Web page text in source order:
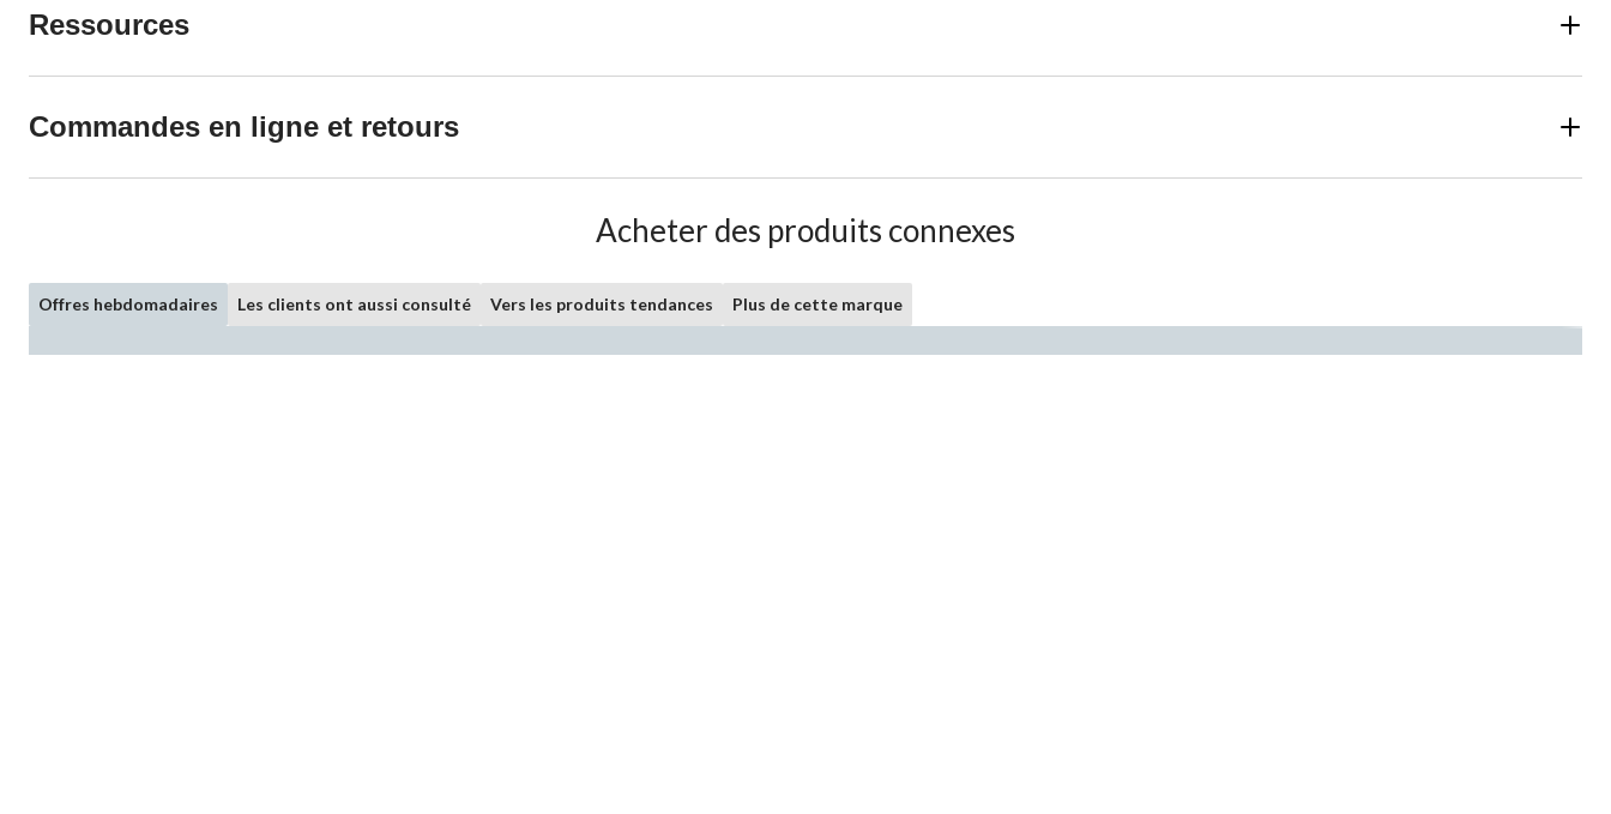
Ressources
Commandes en ligne et retours
Acheter des produits connexes
Offres hebdomadaires Les clients ont aussi consulté Vers les produits tendances Plus de cette marque